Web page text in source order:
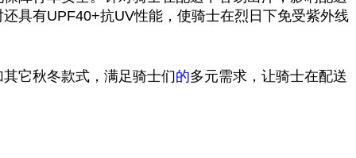
具有UPF40+抗UV性能，使骑士在烈日下免受紫外线
它秋冬款式，满足骑士们的多元需求，让骑士在配送